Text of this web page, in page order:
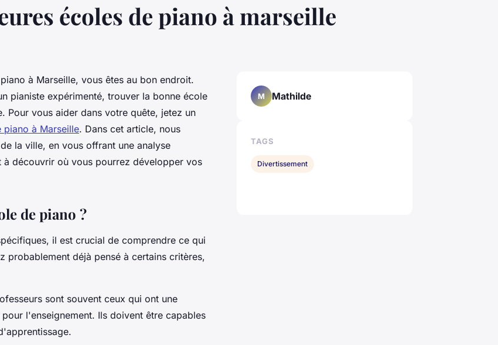
écoles de piano à marseille
à Marseille, vous êtes au bon endroit.
pianiste expérimenté, trouver la bonne école
Pour vous aider dans votre quête, jetez un
à Marseille. Dans cet article, nous
la ville, en vous offrant une analyse
découvrir où vous pourrez développer vos
de piano ?
il est crucial de comprendre ce qui
probablement déjà pensé à certains critères,
sont souvent ceux qui ont une
l'enseignement. Ils doivent être capables
M Mathilde
TAGS
Divertissement